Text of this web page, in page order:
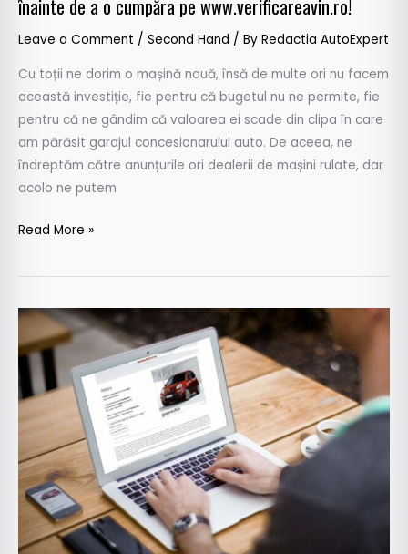
înainte de a o cumpăra pe www.verificareavin.ro!
Leave a Comment / Second Hand / By Redactia AutoExpert
Cu toții ne dorim o mașină nouă, însă de multe ori nu facem
această investiție, fie pentru că bugetul nu ne permite, fie
pentru că ne gândim că valoarea ei scade din clipa în care
am părăsit garajul concesionarului auto. De aceea, ne
îndreptăm către anunțurile ori dealerii de mașini rulate, dar
acolo ne putem
www.verificareavin.ro!
Read More »
Top
10
mărci
auto
căutate
internet
de
români